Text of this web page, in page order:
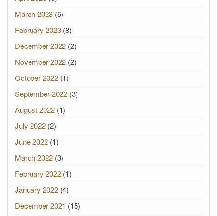
March 2023 (5)
February 2023 (8)
December 2022 (2)
November 2022 (2)
October 2022 (1)
September 2022 (3)
August 2022 (1)
July 2022 (2)
June 2022 (1)
March 2022 (3)
February 2022 (1)
January 2022 (4)
December 2021 (15)